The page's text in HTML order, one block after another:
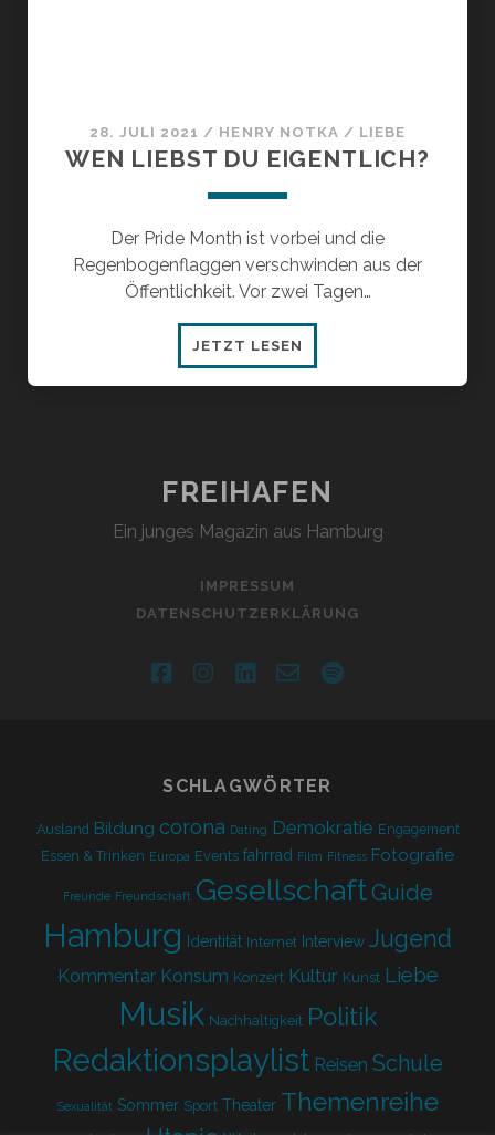
28. JULI 2021 / HENRY NOTKA / LIEBE
WEN LIEBST DU EIGENTLICH?
Der Pride Month ist vorbei und die
Regenbogenflaggen verschwinden aus der
Öffentlichkeit. Vor zwei Tagen…
JETZT LESEN
LIEBST
FREIHAFEN
Ein junges Magazin aus Hamburg
IMPRESSUM
DATENSCHUTZERKLÄRUNG
facebookinstagram
linkedin
email-spotify
SCHLAGWÖRTER
Ausland Bildung corona Dating Demokratie Engagement
Essen & Trinken Europa Events fahrrad Film Fitness Fotografie
Freunde Freundschaft GesellschaftGuide
Hamburg Identität Internet Interview Jugend
Kommentar Konsum Konzert Kultur Kunst Liebe
Musik Nachhaltigkeit Politik
Redaktionsplaylist Reisen Schule
Sexualität Sommer Sport Theater Themenreihe